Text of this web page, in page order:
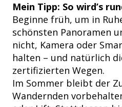
Mein Tipp: So wird’s
Beginne früh, um in
schönsten Panoramen
nicht, Kamera oder
halten – und natürlich
zertifizierten Wegen.
Im Sommer bleibt der
Wandernden